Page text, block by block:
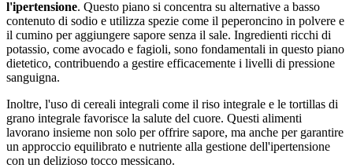
l'ipertensione. Questo piano si concentra su alternative a basso
contenuto di sodio e utilizza spezie come il peperoncino in polvere e
il cumino per aggiungere sapore senza il sale. Ingredienti ricchi di
potassio, come avocado e fagioli, sono fondamentali in questo piano
dietetico, contribuendo a gestire efficacemente i livelli di pressione
sanguigna.
Inoltre, l'uso di cereali integrali come il riso integrale e le tortillas di
grano integrale favorisce la salute del cuore. Questi alimenti
lavorano insieme non solo per offrire sapore, ma anche per garantire
un approccio equilibrato e nutriente alla gestione dell'ipertensione
con un delizioso tocco messicano.